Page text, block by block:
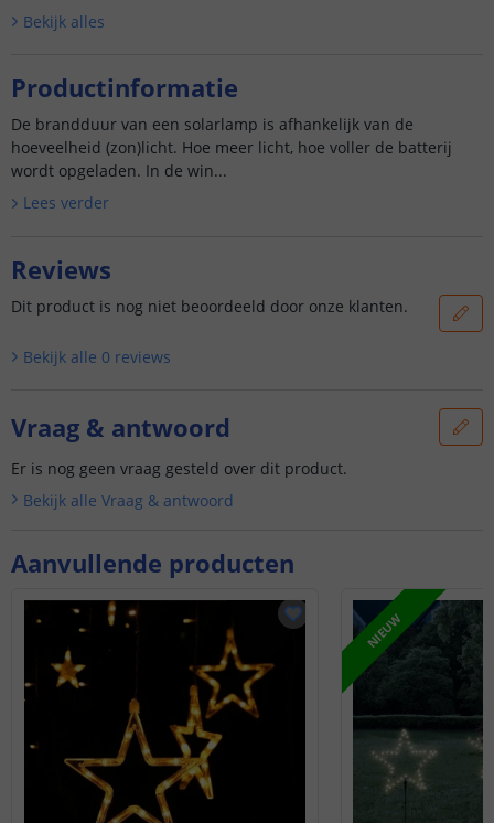
Bekijk alles
Productinformatie
De brandduur van een solarlamp is afhankelijk van de
hoeveelheid (zon)licht. Hoe meer licht, hoe voller de batterij
wordt opgeladen. In de win...
Lees verder
Aanvullende producten
NIEUW
Reviews
Dit product is nog niet beoordeeld door onze klanten.
Bekijk alle 0 reviews
Vraag & antwoord
Er is nog geen vraag gesteld over dit product.
Bekijk alle Vraag & antwoord